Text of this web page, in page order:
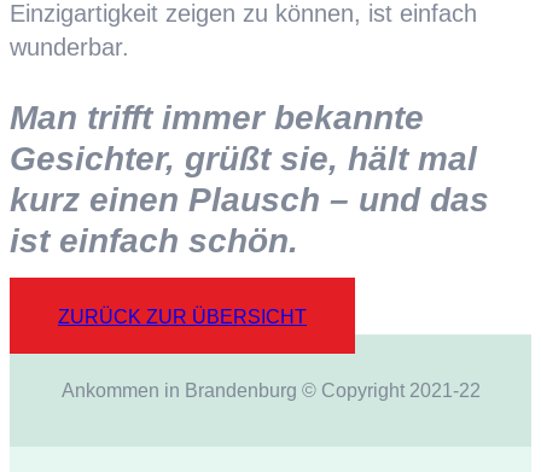
Einzigartigkeit zeigen zu können, ist einfach
wunderbar.
Man trifft immer bekannte
Gesichter, grüßt sie, hält mal
kurz einen Plausch – und das
ist einfach schön.
ZURÜCK ZUR ÜBERSICHT
Ankommen in Brandenburg © Copyright 2021-22